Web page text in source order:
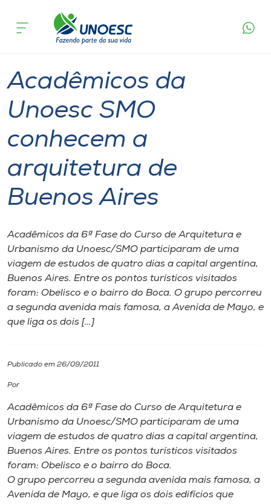
Cursos
Pesquisa
Atendimento ao Estudante
Portal de Ensino
Internacionalização
I.nova
Cultura
CPA
Biblioteca
Editora
acontece
Acadêmicos da
Unoesc SMO
conhecem a
arquitetura de
Buenos Aires
Acadêmicos da 6ª Fase do Curso de Arquitetura e
Urbanismo da Unoesc/SMO participaram de uma
viagem de estudos de quatro dias a capital argentina,
Buenos Aires. Entre os pontos turísticos visitados
foram: Obelisco e o bairro do Boca. O grupo percorreu
a segunda avenida mais famosa, a Avenida de Mayo, e
que liga os dois […]
Publicado em 26/09/2011
Por
Acadêmicos da 6ª Fase do Curso de Arquitetura e
Urbanismo da Unoesc/SMO participaram de uma
viagem de estudos de quatro dias a capital argentina,
Buenos Aires. Entre os pontos turísticos visitados
foram: Obelisco e o bairro do Boca.
O grupo percorreu a segunda avenida mais famosa, a
Avenida de Mayo, e que liga os dois edifícios que